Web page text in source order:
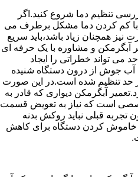
تنظیم دما شروع کنید.اگر
با کم کردن دما مشکل برطرف می
نیز همچنان زیاد باشد،باید سریع
آبگرمکن و مشاوره با یک حرفه ای
می تواند خطراتی را ایجاد
آب جوش از درون دستگاه شنیده
حد تنظیم شده است.در این صورت
آبگرمکن دیواری که قادر به
است که نیاز به تعویض قسمت
تجربه قبلی نباید روکش بدنه
خاموش کردن دستگاه برای کاهش